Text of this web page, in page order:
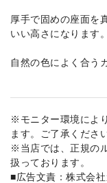
厚手で固めの座面を
いい高さになります。
自然の色によく合う
※モニター環境によ
ます。ご了承ください
※当店では、正規の
扱っております。
■広告文責：株式会